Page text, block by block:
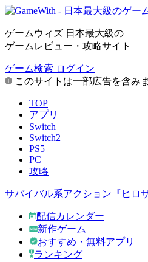
ゲームウィズ 日本最大級の
ゲームレビュー・攻略サイト
ゲーム検索 ログイン
このサイトは一部広告を含み
TOP
アプリ
Switch
Switch2
PS5
PC
攻略
サバイバル系アクション『ヒロ
配信カレンダー
新作ゲーム
おすすめ・無料アプリ
ランキング